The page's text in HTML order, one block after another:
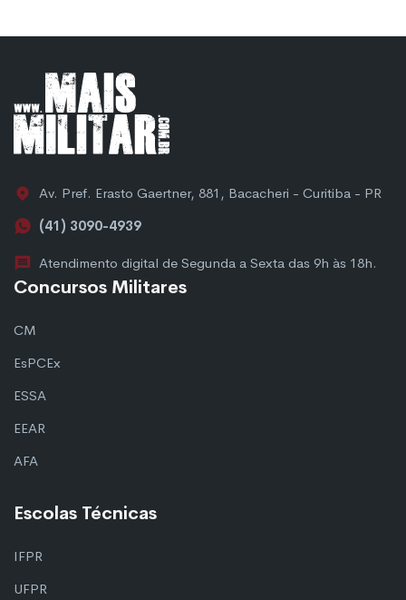
Av. Pref. Erasto Gaertner, 881, Bacacheri - Curitiba - PR
(41) 3090-4939
Atendimento digital de Segunda a Sexta das 9h às 18h.
Concursos Militares
CM
EsPCEx
ESSA
EEAR
AFA
Escolas Técnicas
IFPR
UFPR